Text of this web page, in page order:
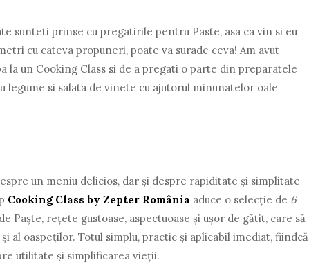
sunteti prinse cu pregatirile pentru Paste, asa ca vin si eu
cu cateva propuneri, poate va surade ceva! Am avut
la un Cooking Class si de a pregati o parte din preparatele
legume si salata de vinete cu ajutorul minunatelor oale
un meniu delicios, dar și despre rapiditate și simplitate
Cooking Class by Zepter România aduce o selecție de 6
Paște, rețete gustoase, aspectuoase și ușor de gătit, care să
al oaspeților. Totul simplu, practic și aplicabil imediat, fiindcă
utilitate și simplificarea vieții.